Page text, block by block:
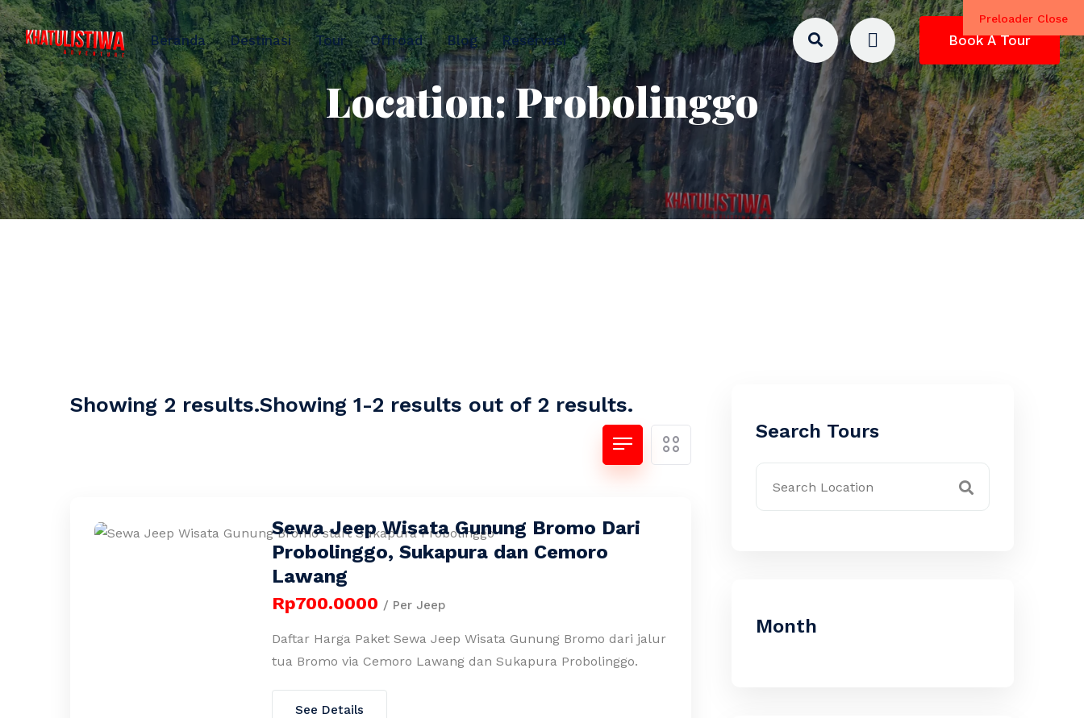
Preloader Close
Beranda Destinasi Tour Offroad Blog Reservasi Book A Tour
Location:Probolinggo
Showing 2 results.Showing 1-2 results out of 2 results.
Sewa Jeep Wisata Gunung Bromo Dari
Probolinggo, Sukapura dan Cemoro
Lawang
Rp700.0000 / Per Jeep
Daftar Harga Paket Sewa Jeep Wisata Gunung Bromo dari jalur
tua Bromo via Cemoro Lawang dan Sukapura Probolinggo.
See Details
Search Tours
Month